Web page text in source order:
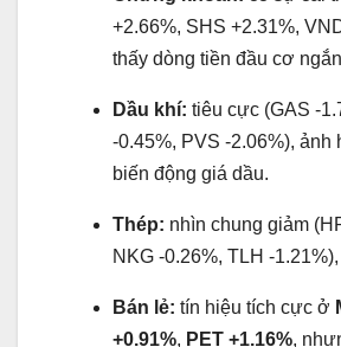
+2.66%, SHS +2.31%,
thấy dòng tiền đầu cơ
Dầu khí: tiêu cực (GAS -
-0.45%, PVS -2.06%),
biến động giá dầu.
Thép: nhìn chung giảm
NKG -0.26%, TLH -
Bán lẻ: tín hiệu tích cực ở
+0.91%, PET +1.16%,